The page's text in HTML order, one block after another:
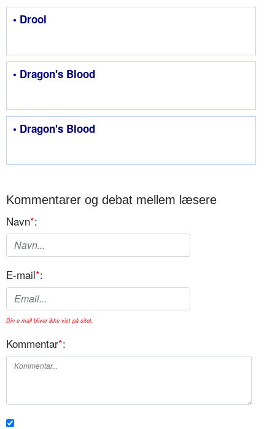
• Drool
• Dragon's Blood
• Dragon's Blood
Kommentarer og debat mellem læsere
Navn*:
E-mail*:
Din e-mail bliver ikke vist på sitet.
Kommentar*: